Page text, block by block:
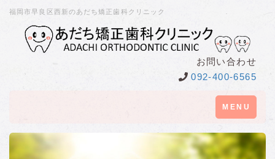
福岡市早良区西新のあだち矯正歯科クリニック
お問い合わせ
092-400-6565
Toggle
navigation
MENU